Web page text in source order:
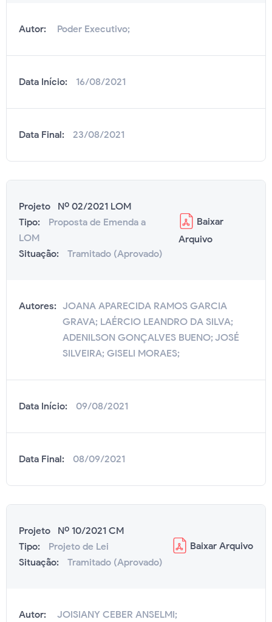
Autor: Poder Executivo;
Data Início: 16/08/2021
Data Final: 23/08/2021
Projeto Nº 02/2021 LOM
Tipo:
Proposta de Emenda a
LOM
Situação:
Tramitado (Aprovado)
Baixar
Arquivo
Autores: JOANA APARECIDA RAMOS GARCIA
GRAVA; LAÉRCIO LEANDRO DA SILVA;
ADENILSON GONÇALVES BUENO; JOSÉ
SILVEIRA; GISELI MORAES;
Data Início: 09/08/2021
Data Final: 08/09/2021
Projeto Nº 10/2021 CM
Tipo:
Projeto de Lei
Situação:
Tramitado (Aprovado)
Baixar Arquivo
Autor: JOISIANY CEBER ANSELMI;